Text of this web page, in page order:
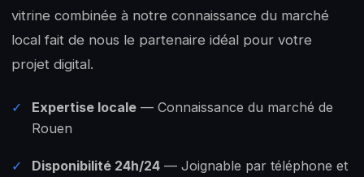
vitrine combinée à notre connaissance du marché
local fait de nous le partenaire idéal pour votre
projet digital.
✓ Expertise locale — Connaissance du marché de
Rouen
✓ Disponibilité 24h/24 — Joignable par téléphone et